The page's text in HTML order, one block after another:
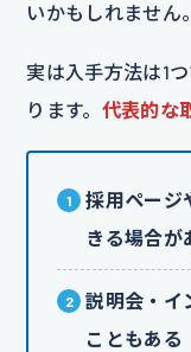
いかもしれません。
実は入手方法は1
ります。 代表的な
採用ページ
きる場合が
説明会・イ
こともある